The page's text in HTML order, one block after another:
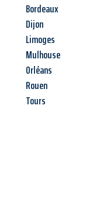
Bordeaux
Dijon
Limoges
Mulhouse
Orléans
Rouen
Tours